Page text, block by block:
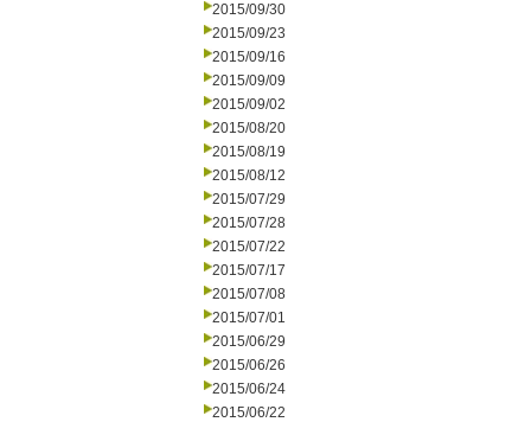
2015/09/30
2015/09/23
2015/09/16
2015/09/09
2015/09/02
2015/08/20
2015/08/19
2015/08/12
2015/07/29
2015/07/28
2015/07/22
2015/07/17
2015/07/08
2015/07/01
2015/06/29
2015/06/26
2015/06/24
2015/06/22